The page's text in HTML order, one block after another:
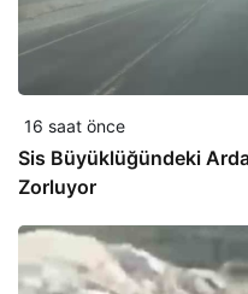
16 saat önce
Sis Büyüklüğündeki
Zorluyor